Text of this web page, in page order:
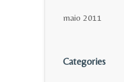
maio 2011
Categories